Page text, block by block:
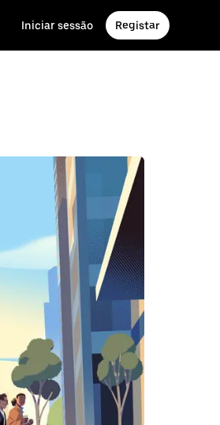
Iniciar sessão Registar